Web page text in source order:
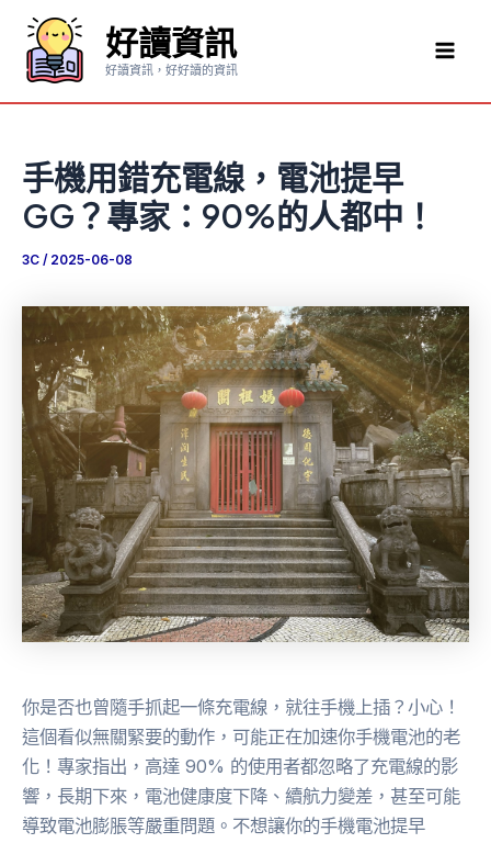
要
好讀資訊
好讀資訊，好好讀的資訊
手機用錯充電線，電池提早
GG？專家：90%的人都中！
3C / 2025-06-08
你是否也曾隨手抓起一條充電線，就往手機上插？小心！
這個看似無關緊要的動作，可能正在加速你手機電池的老
化！專家指出，高達 90% 的使用者都忽略了充電線的影
響，長期下來，電池健康度下降、續航力變差，甚至可能
導致電池膨脹等嚴重問題。不想讓你的手機電池提早